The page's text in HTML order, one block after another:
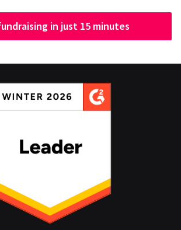
in just 15 minutes